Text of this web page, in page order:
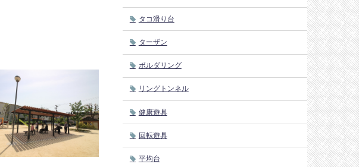
タコ滑り台
ターザン
ボルダリング
リングトンネル
健康遊具
回転遊具
平均台